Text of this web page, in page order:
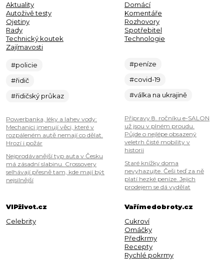
Aktuality
Autoživě testy
Ojetiny
Rady
Technický koutek
Zajímavosti
#policie
#řidič
#řidičský průkaz
Powerbanka, léky a lahev vody:
Mechanici jmenují věci, které v
rozpáleném autě nemají co dělat.
Hrozí i požár
Nejprodávanější typ auta v Česku
má zásadní slabinu. Crossovery
selhávají přesně tam, kde mají být
nejsilnější
Domácí
Komentáře
Rozhovory
Spotřebitel
Technologie
#peníze
#covid-19
#válka na ukrajině
Přípravy 8. ročníku e-SALON
už jsou v plném proudu.
Půjde o nejlépe obsazený
veletrh čisté mobility v
historii
Staré knížky doma
nevyhazujte. Češi teď za ně
platí hezké peníze. Jejich
prodejem se dá vydělat
VIPživot.cz
Celebrity
Vařímedobroty.cz
Cukroví
Omáčky
Předkrmy
Recepty
Rychlé pokrmy